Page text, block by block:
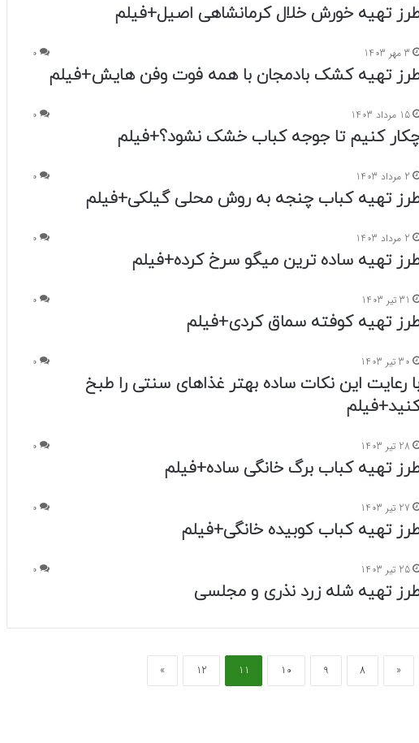
تهیه خورش خلال کرمانشاهی اصیل+فیلم
3 مهر 1403 0
تهیه کشک بادمجان با همه فوت وفن هایش+فیلم
15 مرداد 1403 0
کنیم تا جوجه کباب خشک نشود؟+فیلم
2 مرداد 1403 0
تهیه کباب چنجه به روش محلی گیلکی+فیلم
2 مرداد 1403 0
تهیه ساده ترین میگو سرخ کرده+فیلم
31 تیر 1403 0
تهیه کوفته سماق کردی+فیلم
30 تیر 1403 0
رعایت این نکات ساده بهتر غذاهای سنتی را طبخ
28 تیر 1403 0
تهیه کباب برگ‌ خانگی‌ ساده‌+فیلم
27 تیر 1403 0
تهیه کباب کوبیده خانگی+فیلم
25 تیر 1403 0
تهیه شله زرد نذری و مجلسی
«
8
9
10
11
12
»